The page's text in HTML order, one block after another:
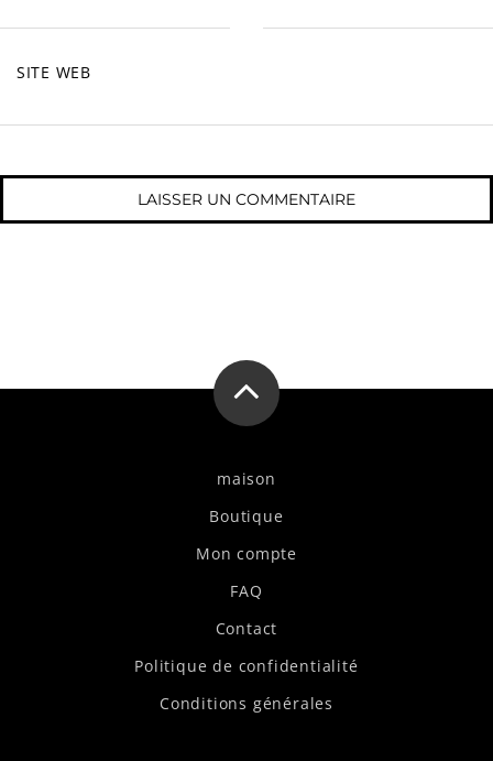
SITE WEB
maison
Boutique
Mon compte
FAQ
Contact
Politique de confidentialité
Conditions générales